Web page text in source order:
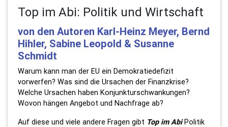
Top im Abi: Politik und Wirtschaft
von den Autoren Karl-Heinz Meyer, Bernd
Hihler, Sabine Leopold & Susanne
Schmidt
Warum kann man der EU ein Demokratiedefizit
vorwerfen? Was sind die Ursachen der Finanzkrise?
Welche Ursachen haben Konjunkturschwankungen?
Wovon hängen Angebot und Nachfrage ab?
Auf diese und viele andere Fragen gibt Top im AbiPolitik